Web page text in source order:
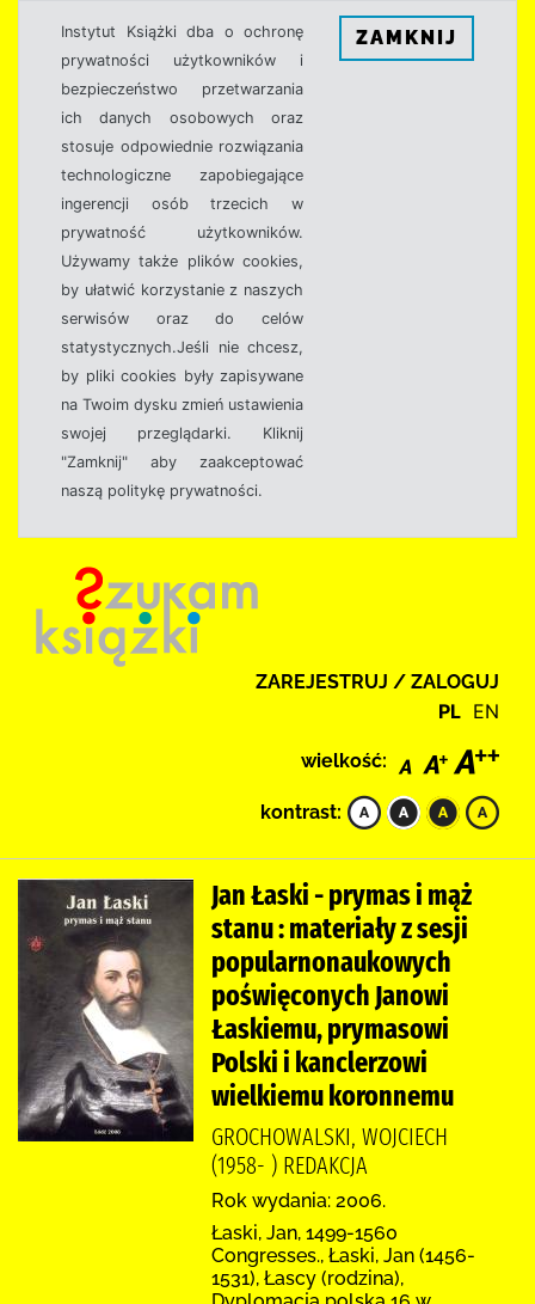
Instytut Książki dba o ochronę
prywatności użytkowników i
bezpieczeństwo przetwarzania
ich danych osobowych oraz
stosuje odpowiednie rozwiązania
technologiczne zapobiegające
ingerencji osób trzecich w
prywatność użytkowników.
Używamy także plików cookies,
by ułatwić korzystanie z naszych
serwisów oraz do celów
statystycznych.Jeśli nie chcesz,
by pliki cookies były zapisywane
na Twoim dysku zmień ustawienia
swojej przeglądarki. Kliknij
"Zamknij" aby zaakceptować
naszą politykę prywatności.
ZAMKNIJ
ZAREJESTRUJ / ZALOGUJ
PL EN
wielkość:
kontrast:
Jan Łaski - prymas i mąż
stanu : materiały z sesji
popularnonaukowych
poświęconych Janowi
Łaskiemu, prymasowi
Polski i kanclerzowi
wielkiemu koronnemu
GROCHOWALSKI, WOJCIECH
(1958- ) REDAKCJA
Rok wydania: 2006.
Łaski, Jan, 1499-1560
Congresses., Łaski, Jan (1456-
1531), Łascy (rodzina),